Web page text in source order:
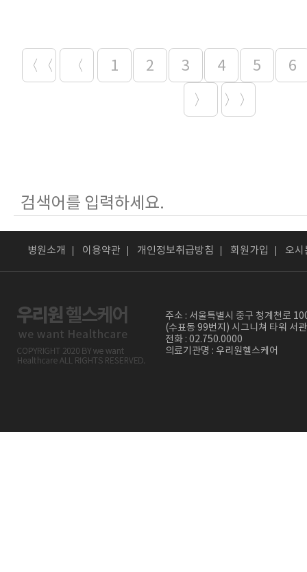
〈〈 〈 1 2 3 4 5
6
〉
〉〉
병원소개 이용약관 개인정보취급방침 회원가입 오시
주소 : 서울특별시 중구 청계천로
(수표동 99번지) 시그니쳐 타워 서
전화 : 02.750.0000
의료기관명 : 우리원헬스케어